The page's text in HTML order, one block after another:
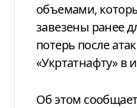
объемами,
завезены ранее
потерь после
«Укртатнафту» в
Об этом